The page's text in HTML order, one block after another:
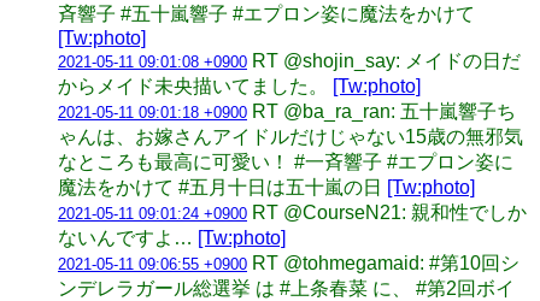
斉響子 #五十嵐響子 #エプロン姿に魔法をかけて
[Tw:photo]
2021-05-11 09:01:08 +0900 RT @shojin_say: メイドの日だ
からメイド未央描いてました。
[Tw:photo]
2021-05-11 09:01:18 +0900 RT @ba_ra_ran: 五十嵐響子ち
ゃんは、お嫁さんアイドルだけじゃない15歳の無邪気
なところも最高に可愛い！ #一斉響子 #エプロン姿に
魔法をかけて #五月十日は五十嵐の日 [Tw:photo]
2021-05-11 09:01:24 +0900 RT @CourseN21: 親和性でしか
ないんですよ… [Tw:photo]
2021-05-11 09:06:55 +0900 RT @tohmegamaid: #第10回シ
ンデレラガール総選挙 は #上条春菜 に、 #第2回ボイ